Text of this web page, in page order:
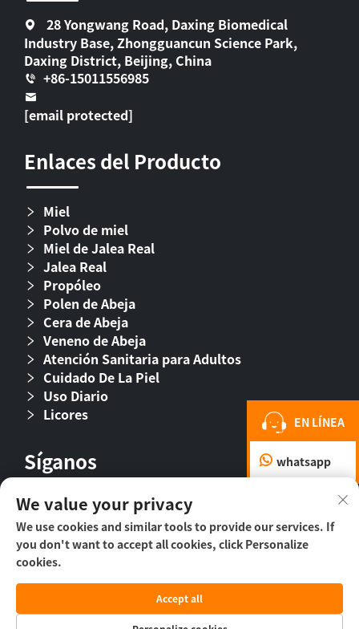
EN LÍNEA
whatsapp
28 Yongwang Road, Daxing Biomedical
Industry Base, Zhongguancun Science Park,
Daxing District, Beijing, China
+86-15011556985
[email protected]
Enlaces del Producto
Miel
Polvo de miel
Miel de Jalea Real
Jalea Real
Propóleo
Polen de Abeja
Cera de Abeja
Veneno de Abeja
Atención Sanitaria para Adultos
Cuidado De La Piel
Uso Diario
Licores
Síganos
Derechos de autor © 2026 Beijing Beehall Biological
Pharmaceutical Co., Ltd. -Política de privacidad
We value your privacy
We use cookies and similar tools to provide our services. If
you don't want to accept all cookies, click Personalize
cookies.
Accept all